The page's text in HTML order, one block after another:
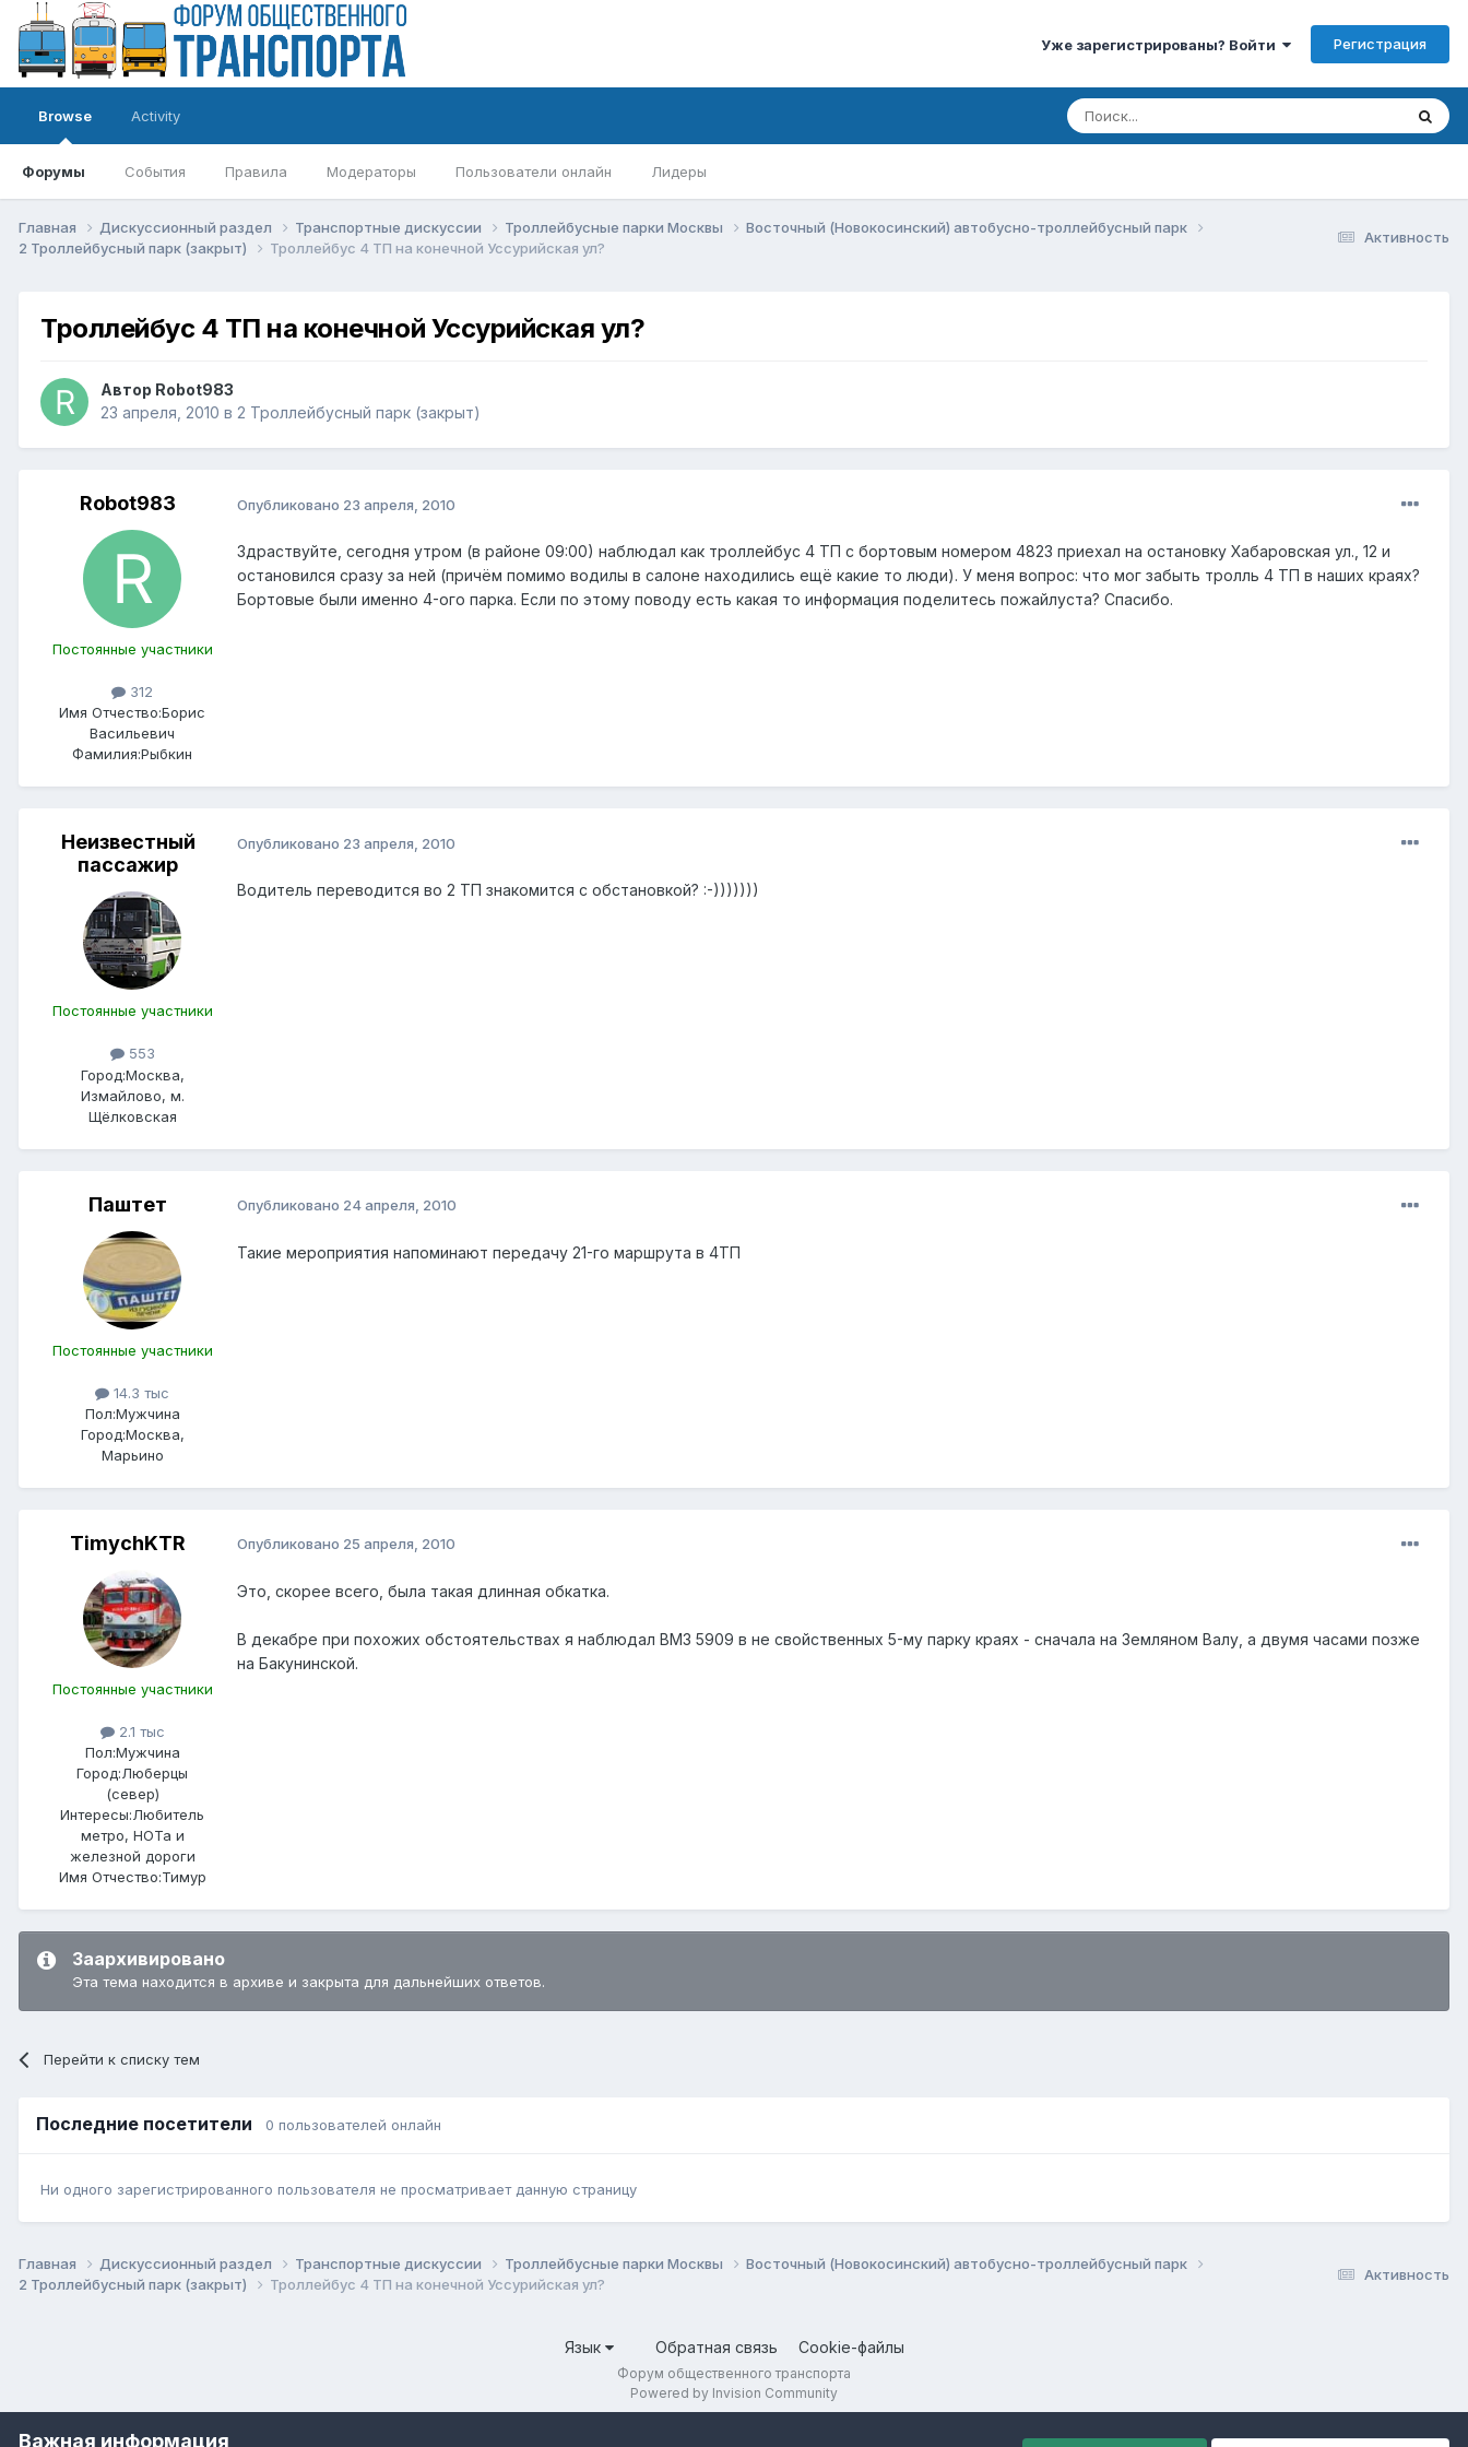
Уже зарегистрированы? Войти Регистрация
Browse
Форумы События Правила Модераторы Пользователи онлайн Лидеры
Activity
Активность
Главная Дискуссионный раздел Транспортные дискуссии Троллейбусные парки Москвы
Восточный (Новокосинский) автобусно-троллейбусный парк
2 Троллейбусный парк (закрыт)
Троллейбус 4 ТП на конечной Уссурийская ул?
Троллейбус 4 ТП на конечной Уссурийская ул?
Автор Robot983
23 апреля, 2010 в 2 Троллейбусный парк (закрыт)
Robot983
Постоянные участники
312
Имя Отчество:Борис
Васильевич
Фамилия:Рыбкин
Опубликовано 23 апреля, 2010
Здраствуйте, сегодня утром (в районе 09:00) наблюдал как троллейбус 4 ТП с бортовым номером 4823 приехал на остановку Хабаровская ул., 12 и
остановился сразу за ней (причём помимо водилы в салоне находились ещё какие то люди). У меня вопрос: что мог забыть тролль 4 ТП в наших краях?
Бортовые были именно 4-ого парка. Если по этому поводу есть какая то информация поделитесь пожайлуста? Спасибо.
Неизвестный
пассажир
Постоянные участники
553
Город:Москва,
Измайлово, м.
Щёлковская
Опубликовано 23 апреля, 2010
Водитель переводится во 2 ТП знакомится с обстановкой? :-)))))))
Паштет
Постоянные участники
14.3 тыс
Пол:Мужчина
Город:Москва,
Марьино
Опубликовано 24 апреля, 2010
Такие мероприятия напоминают передачу 21-го маршрута в 4ТП
TimychKTR
Постоянные участники
2.1 тыс
Пол:Мужчина
Город:Люберцы
(север)
Интересы:Любитель
метро, НОТа и
железной дороги
Имя Отчество:Тимур
Опубликовано 25 апреля, 2010
Это, скорее всего, была такая длинная обкатка.
В декабре при похожих обстоятельствах я наблюдал ВМЗ 5909 в не свойственных 5-му парку краях - сначала на Земляном Валу, а двумя часами позже
на Бакунинской.
Заархивировано
Эта тема находится в архиве и закрыта для дальнейших ответов.
Перейти к списку тем
Последние посетители 0 пользователей онлайн
Ни одного зарегистрированного пользователя не просматривает данную страницу
Активность
Главная Дискуссионный раздел Транспортные дискуссии Троллейбусные парки Москвы
Восточный (Новокосинский) автобусно-троллейбусный парк
2 Троллейбусный парк (закрыт)
Троллейбус 4 ТП на конечной Уссурийская ул?
Язык Обратная связь Cookie-файлы
Форум общественного транспорта
Powered by Invision Community
Важная информация